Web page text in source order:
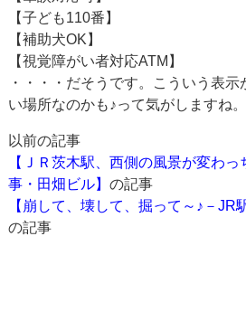
【子ども110番】
【補助犬OK】
【視覚障がい者対応ATM】
・・・・だそうです。こういう表
い場所なのかも♪って気がしますね。
以前の記事
【ＪＲ茨木駅、西側の風景が変わ
事・田畑ビル】の記事
【崩して、壊して、掘って～♪－JR
の記事